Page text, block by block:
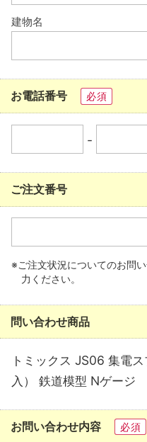
建物名
お電話番号 必須
-
ご注文番号
※ご注文状況についてのお問
力ください。
問い合わせ商品
トミックス JS06 集電
入） 鉄道模型 Nゲージ
お問い合わせ内容 必須